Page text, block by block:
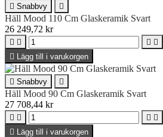
 Snabbvy 
Häll Mood 110 Cm Glaskeramik Svart
26 249,72 kr
   
 Lägg till i varukorgen
 Snabbvy 
Häll Mood 90 Cm Glaskeramik Svart
27 708,44 kr
   
 Lägg till i varukorgen